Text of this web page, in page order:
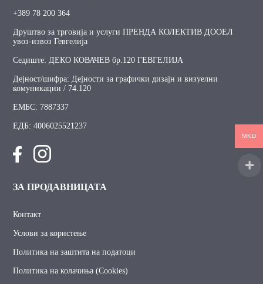
+389 78 200 364
Друштво за трговија и услуги ПРЕНДА КОЛЕКТИВ ДООЕЛ
увоз-извоз Гевгелија
Седиште: ДЕКО КОВАЧЕВ бр.120 ГЕВГЕЛИЈА
Дејност/шифра: Дејности за графички дизајн и визуелни
комуникации / 74.120
ЕМБС: 7887337
ЕДБ: 4006025521237
ЗА ПРОДАВНИЦАТА
Контакт
Услови за користење
Политика на заштита на податоци
Политика на колачиња (Cookies)
MKD